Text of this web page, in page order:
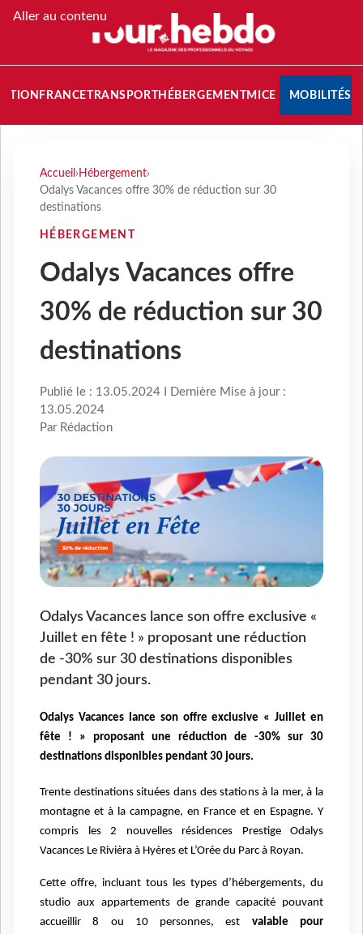
Aller au contenu
FRANCETRANSPORT HÉBERGEMENTMICE MOBILITÉS
Accueil › Hébergement›
Odalys Vacances offre 30% de réduction sur 30
destinations
HÉBERGEMENT
Odalys Vacances offre
30% de réduction sur 30
destinations
Publié le : 13.05.2024 I Dernière Mise à jour :
13.05.2024
Par Rédaction
Odalys Vacances lance son offre exclusive «
Juillet en fête ! » proposant une réduction
de -30% sur 30 destinations disponibles
pendant 30 jours.
Odalys Vacances lance son offre exclusive « Juillet en
fête ! » proposant une réduction de -30% sur 30
destinations disponibles pendant 30 jours.
Trente destinations situées dans des stations à la mer, à la
montagne et à la campagne, en France et en Espagne. Y
compris les 2 nouvelles résidences Prestige Odalys
Vacances Le Rivièra à Hyères et L’Orée du Parc à Royan.
Cette offre, incluant tous les types d’hébergements, du
studio aux appartements de grande capacité pouvant
accueillir 8 ou 10 personnes, est valable pour